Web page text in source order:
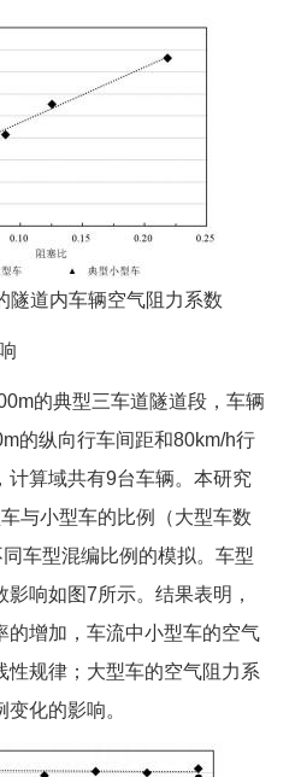
隧道内车辆空气阻力系数
的典型三车道隧道段，车辆
的纵向行车间距和80km/h行
计算域共有9台车辆。本研究
与小型车的比例（大型车数
车型混编比例的模拟。车型
响如图7所示。结果表明，
的增加，车流中小型车的空气
性规律；大型车的空气阻力系
化的影响。